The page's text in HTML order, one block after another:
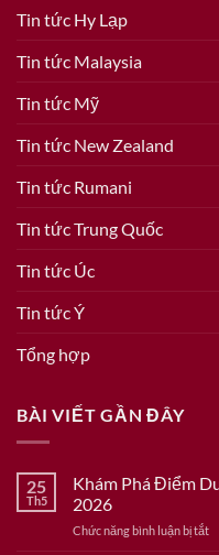
Tin tức Hy Lạp
Tin tức Malaysia
Tin tức Mỹ
Tin tức New Zealand
Tin tức Rumani
Tin tức Trung Quốc
Tin tức Úc
Tin tức Ý
Tổng hợp
BÀI VIẾT GẦN ĐÂY
25
Th5
Khám Phá Điểm
2026
Chức năng bình luận bị tắtở